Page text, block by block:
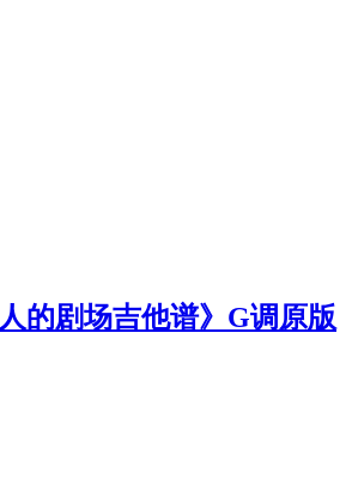
的剧场吉他谱》G调原版